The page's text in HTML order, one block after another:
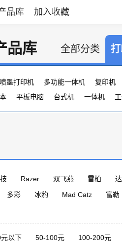
品库 加入收藏
品库 全部分类
喷墨打印机 多功能一体机
复印机
页宽打印机 证卡打印机 大幅
平板电脑 台式机 一体机
Razer 双飞燕 雷柏
多彩 冰豹 Mad Catz
富勒
以下 50-100元 100-200元